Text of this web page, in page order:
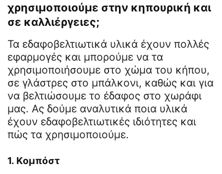
χρησιμοποιούμε στην κηπουρική και
σε καλλιέργειες;
Τα εδαφοβελτιωτικά υλικά έχουν πολλές
εφαρμογές και μπορούμε να τα
χρησιμοποιήσουμε στο χώμα του κήπου,
σε γλάστρες στο μπάλκονι, καθώς και για
να βελτιώσουμε το έδαφος στο χωράφι
μας. Ας δούμε αναλυτικά ποια υλικά
έχουν εδαφοβελτιωτικές ιδιότητες και
πώς τα χρησιμοποιούμε.
1. Kομπόστ